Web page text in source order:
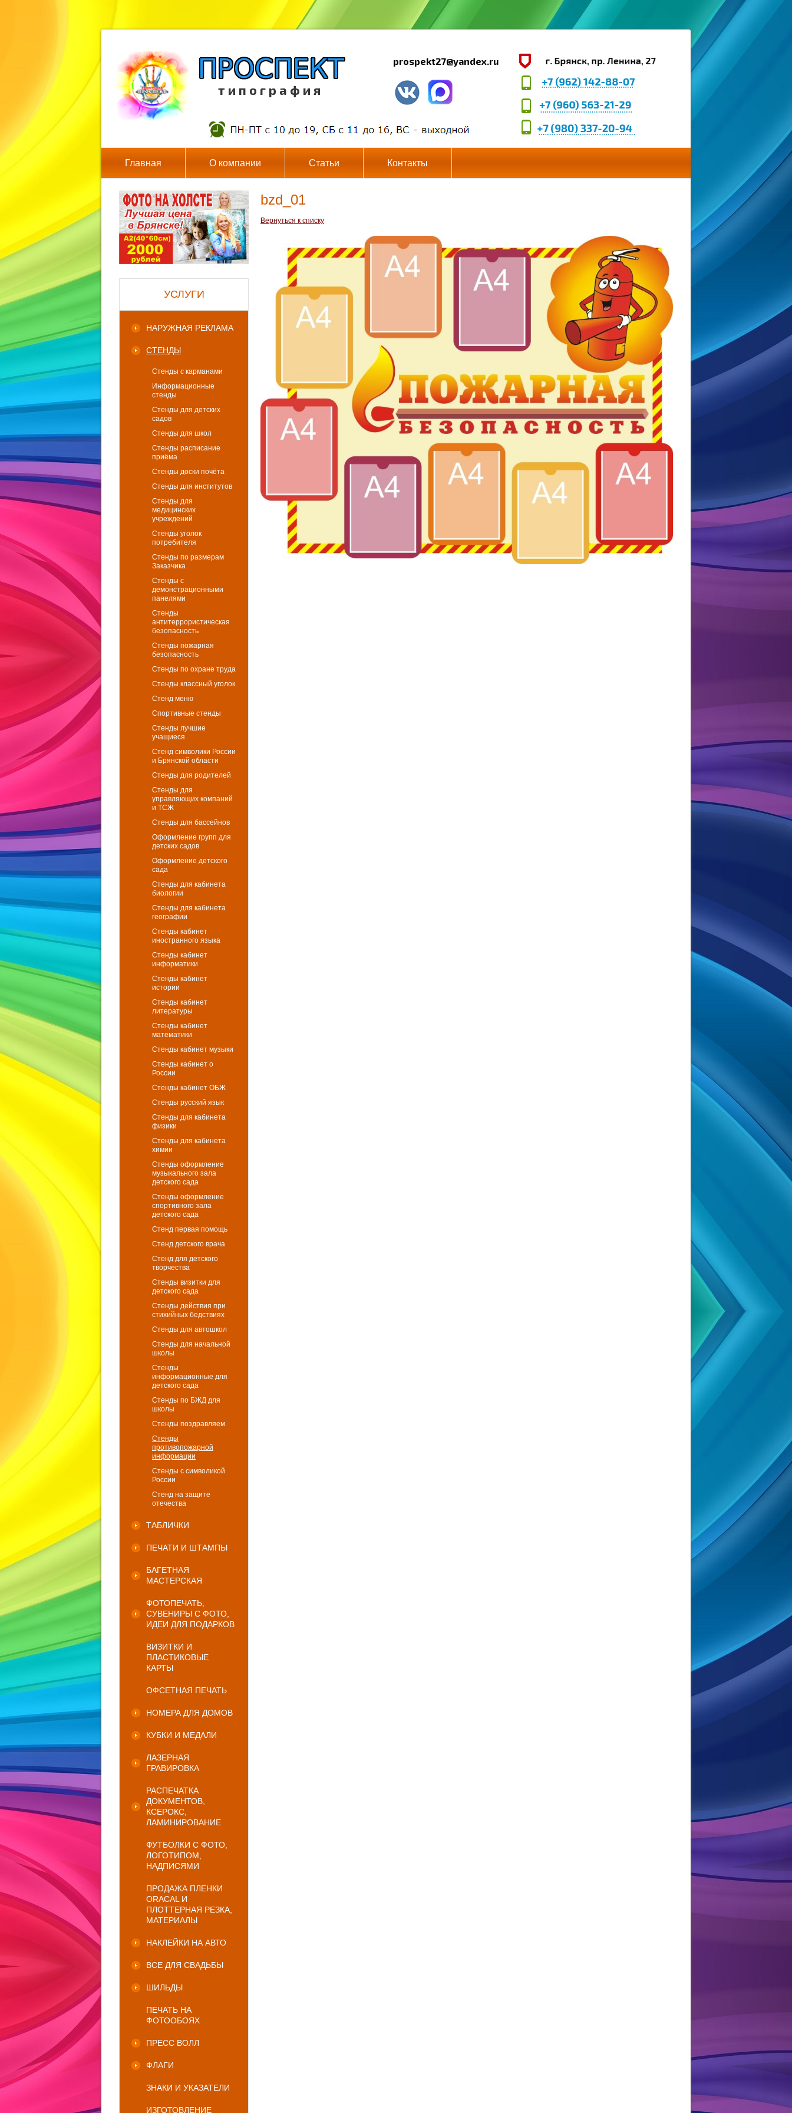
т и п о г р а ф и я
prospekt27@yandex.ru
Главная О компании Статьи Контакты
УСЛУГИ
НАРУЖНАЯ РЕКЛАМА
СТЕНДЫ
Стенды с карманами
Информационные
стенды
Стенды для детских
садов
Стенды для школ
Стенды расписание
приёма
Стенды доски почёта
Стенды для институтов
Стенды для
медицинских
учреждений
Стенды уголок
потребителя
Стенды по размерам
Заказчика
Стенды с
демонстрационными
панелями
Стенды
антитеррористическая
безопасность
Стенды пожарная
безопасность
Стенды по охране труда
Стенды классный уголок
Стенд меню
Спортивные стенды
Стенды лучшие
учащиеся
Стенд символики России
и Брянской области
Стенды для родителей
Стенды для
управляющих компаний
и ТСЖ
Стенды для бассейнов
Оформление групп для
детских садов
Оформление детского
сада
Стенды для кабинета
биологии
Стенды для кабинета
географии
Стенды кабинет
иностранного языка
Стенды кабинет
информатики
Стенды кабинет
истории
Стенды кабинет
литературы
Стенды кабинет
математики
Стенды кабинет музыки
Стенды кабинет о
России
Стенды кабинет ОБЖ
Стенды русский язык
Стенды для кабинета
физики
Стенды для кабинета
химии
Стенды оформление
музыкального зала
детского сада
Стенды оформление
спортивного зала
детского сада
Стенд первая помощь
Стенд детского врача
Стенд для детского
творчества
Стенды визитки для
детского сада
Стенды действия при
стихийных бедствиях
Стенды для автошкол
Стенды для начальной
школы
Стенды
информационные для
детского сада
Стенды по БЖД для
школы
Стенды поздравляем
Стенды
противопожарной
информации
Стенды с символикой
России
Стенд на защите
отечества
ТАБЛИЧКИ
ПЕЧАТИ И ШТАМПЫ
БАГЕТНАЯ
МАСТЕРСКАЯ
ФОТОПЕЧАТЬ,
СУВЕНИРЫ С ФОТО,
ИДЕИ ДЛЯ ПОДАРКОВ
ВИЗИТКИ И
ПЛАСТИКОВЫЕ
КАРТЫ
ОФСЕТНАЯ ПЕЧАТЬ
НОМЕРА ДЛЯ ДОМОВ
КУБКИ И МЕДАЛИ
ЛАЗЕРНАЯ
ГРАВИРОВКА
РАСПЕЧАТКА
ДОКУМЕНТОВ,
КСЕРОКС,
ЛАМИНИРОВАНИЕ
ФУТБОЛКИ С ФОТО,
ЛОГОТИПОМ,
НАДПИСЯМИ
ПРОДАЖА ПЛЕНКИ
ORACAL И
ПЛОТТЕРНАЯ РЕЗКА,
МАТЕРИАЛЫ
НАКЛЕЙКИ НА АВТО
ВСЕ ДЛЯ СВАДЬБЫ
ШИЛЬДЫ
ПЕЧАТЬ НА
ФОТООБОЯХ
ПРЕСС ВОЛЛ
ФЛАГИ
ЗНАКИ И УКАЗАТЕЛИ
ИЗГОТОВЛЕНИЕ
bzd_01
Вернуться к списку